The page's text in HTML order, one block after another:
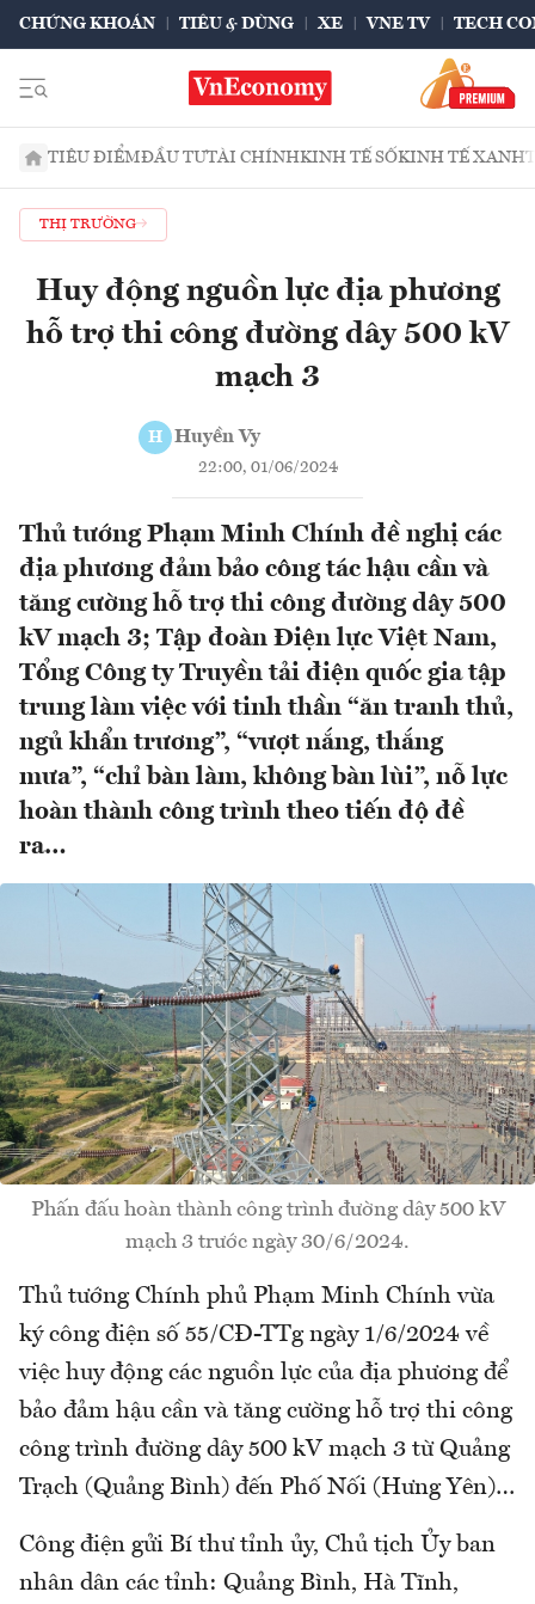
CHỨNG KHOÁN TIÊU & DÙNG XE VNE TV TECH
TIÊU ĐIỂMĐẦU TƯTÀI CHÍNHKINH TẾ SỐKINH TẾ XANH
THỊ TRƯỜNG
Huy động nguồn lực địa phương
hỗ trợ thi công đường dây 500 kV
mạch 3
H Huyền Vy
22:00, 01/06/2024
Thủ tướng Phạm Minh Chính đề nghị các
địa phương đảm bảo công tác hậu cần và
tăng cường hỗ trợ thi công đường dây 500
kV mạch 3; Tập đoàn Điện lực Việt Nam,
Tổng Công ty Truyền tải điện quốc gia tập
trung làm việc với tinh thần “ăn tranh thủ,
ngủ khẩn trương”, “vượt nắng, thắng
mưa”, “chỉ bàn làm, không bàn lùi”, nỗ lực
hoàn thành công trình theo tiến độ đề
ra…
Phấn đấu hoàn thành công trình đường dây 500 kV
mạch 3 trước ngày 30/6/2024.
Thủ tướng Chính phủ Phạm Minh Chính vừa
ký công điện số 55/CĐ-TTg ngày 1/6/2024 về
việc huy động các nguồn lực của địa phương để
bảo đảm hậu cần và tăng cường hỗ trợ thi công
công trình đường dây 500 kV mạch 3 từ Quảng
Trạch (Quảng Bình) đến Phố Nối (Hưng Yên)…
Công điện gửi Bí thư tỉnh ủy, Chủ tịch Ủy ban
nhân dân các tỉnh: Quảng Bình, Hà Tĩnh,